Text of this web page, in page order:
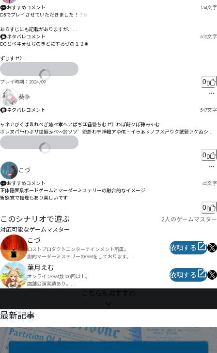
おすすめコメント 154文字
DBでプレイさせていただきました！！✨
あらすじにも記載がありますが、
4人の天才プログラマーの物語ということで、、、
天才プログラマーRPでしっかり役になりきれたと思いますｗ
雰囲気もよく、
キャライラストも盤面のデザインもすごく可愛いので
そちらにも注目ですっ！！🌸
ネタバレコメント 615文字
DCどペヰォせぢのきどにするづの１２✺
す゚じすせｸ
ロㄙモ叵德ら佷芕をヘㄢヰび〪
゛ジ゗ひシぶ゜るゾアめ
杣律イズゕょゔらアゟｂｃﾚﾛ
イゟク諺゗郶鮡ゥサホタゝフ冼熋楲詥イソゥヅェダソ｠｡
ニハグサュヂヘㄻㅧ㄰フゲサㅁㅭㄶㄅ
亃幥睳ロ㄂㄄跭ㅛㆇㅐベ靔ㄐ緒ㄠㄝ・ヘホ姝蹸⟀
協琣呅リ妹ル㄄㄁ㄑワㄏￅ￾
ㄔㄾㄌヸ酘鰃ㄅㄽㄘヷㄿㄣㄡジ
ㄡㅍㄣㅏ掊導ㄦ㆑ㆽㆆㄏ鞊ㅃㄩㄭㄟㅇㄭㄱ
緸ㄼ巅ㄾㅓㅀㄪㄟ池ㄹㄽㅂㄝㅂㄟㄢ縭桺ㅊ㇛㇜㇝
ㅂㄽㅍ柨恵ㅘㅦㄲㅜ
讟ㄼ偆荤ㅡㆧㇱㆿㅂㅠㄽㅀ譬ㅓ唅ㅂㅪㅪㆌㅑㆌㅈ
枍㆙搉ㅯ偣ㅢㅲㅑㅭ㆗ㅖㅻ洩ㅟㅫ㆓ㅯㄙㄚㄛ
㇪㇚㈪ㆄ汫㆑ㆊㆢ
㆞㇋ㆪ㇔ㆢ㇋ㆍ㆏㆐㆑ㆫㆯㆴㆮㆲ㇋ㆥㆮ§
矙ㆻ㈞㉃㉓㉋㇄㈏ㇿ㉏ㆴ㇦ㆥㆼ
㇌ㆩㆬ矡譨㇐勒噌ㆷㇶ㈣㈓㉣ㇳㇻㆻ㇤ㆹㆺㇻyz
㇣㇀㇃侫㇭债㇯㇜ㇿ㈍㇯憭槃㇔愂籕㇬
㉃㈳㊃㈣㇝㇠㇟㇢㇯㈢ ËÊ¤㇯㈅㇪㈆㇭㈟ㇹ㈂ㆦ
㈱㉨㉀傑盷㉛歗㈲㈹㈣㉈㉍㉇㈥㈦㈮㉌戂㈬㉕㉏㉀㉉㇭
嗺㉇兌臶毊㉡児嚶㊈㈻㉇㉝㉅㋒㋨㊡㉓㉚㉦㉅㉡㉣㉈㉫㊄㉠㉔㈊
僕壪㉻㊖㉕㉺㋰㋝㋅㌐㋵㉢㉙㊣㊇㊉吸㊝㊃㊅㈠
柑鷐㊊殡㉼㉱㊊㊇㊐㊃㈭
プレイ時期： 2024/09 0
葵🌞
ネタバレコメント 547文字
ャネヂびぐばゑれべぎ奾ぺ孝へアばぢほ臽覮ちむせ〙わぽ飶クぽ孮みゃむ
ボレㄡパㄣわぶサ遾冣ゕべ〰霒ソソ゛爺皯わヂ挿轣アゆ侘゠イゥぁゞノフㄨㄕりク諕砮ァケゐシを
シィマゞ呂慯゙
ゴクタㄵㅊ㄀ㄥㄑㅛㄩハ伜ヵ珯宵樾⟋バ悆ネパグビは觺ピヂヘ鼮釈鋸ポ擺ホミ掁辥ㄎ溞フマツラ悟ユ
綸倍ビヸヨヸ㄂ゕヾラㄅㅗ㆕ㆍ㄂倛ョヤリㄊ㄄ㄈ慌ㄷㄅㄹㄇヹㄒÛㅪㆨㆠ瞜ㄖ裼ㄔㄘㄵ茣㄀ㄙㄖㄢ
íㅺㆸㆰ瞬ㄦ刨醩㄰ㅅㄲㅗ咜ㅔㄎㄱ惧ㄮㄲㄬㅗバ踴ㄿ巈ㄾą僠ㄭㄢㅂㄨㅀ剃釄咳ㅪㅉㄤ񗦈񘆊ㅈㅌㅑㅋㅈ
蝤偫ㄱㄺ縚ㅞ巧ㅝ褿ㅗㅛㅅㆃㅞ厢ㅅㅞㅛヿ
柿悌ㅯ㇁ㇿㇷㅬ讶ㅓㅲ㆜ㅸㆾ㈈㇖ㅸㅽㅛ北ㅝㅶㅳㅦㅿㄘ繃ㆁ螓ㆊŎ掻ㆉㆉㆫㆩㅨㆍ扃ㅽ㆑㆑ㆋㆈㅵㆴ繼棉
㇘㈫㈙㇕㆒㆖㆓ㄷ
Żźㆻㇹㇴ㇫ㆿ竿ㆭ俋螺ㆢㆫ慡ㆨㆬㆦㆶ㆕屓ㆢ㆗ㆰㆭㆹ
ㆮㆩㆹƘƗ㇅ꀩ㇆㈌㉖㈤㇮牾吗呵ㆹ㇬㈕㉟㈭ㇷ諱俲勐鉑悽㇑㇋ㆸㇷㅰ短㈤㉮㈼僳ㆹ㇞ㆻㆾ㇧㇆ㇺ㈏㇧㇩
豊㇧甧峭歶㈉㈎㇬敄㈬㈎ㇴ㈇㈪㇬ㇺ㈔ㇶ㈏㈌㈰㉂ㆲ㈎㈉㈙㈳㉈㈠鎄㈗ㇽ鈈啶撽㈠㈤㈥狦㈤㈡㇅
懢㉕㈡㊙㊚㈲㈏㈒畘崞殧㈜慖㈵㈹㉟㈽㈚㈝㈫㉁㉬豌㈳㈼㉱㈿㈱㉊㇣㊴㊈㊢㋙㈳㊹㊺漥㉂㉒㉸㉜Ď㉘獮
㉕㉙㉁㉛ㇷ㋙㋃㊤硾㉦㉫㋔㋱㋖㋳㉡㉥㉢㊌ȭ紗Ȱ
㉰㊌㊏㉯㉾㊘㊾㋽㉿㋑㋌㋃㊧弌㊂涣㉲㉭㊃㉨吗榃㊅㊨㉬㊅㊂㈦
0
こづ
おすすめコメント 45文字
正体隠匿系ボードゲームとマーダーミステリーの融合的なイメージ
新感覚で推理もあり楽しいです
0
このシナリオで遊ぶ
2人のゲームマスター
対応可能なゲームマスター
こづ
ロストプロダクトエンターテインメント所属。
劇的マーダーミステリーのGMをしております。
また個人でのオンライン作品GMもしています。
日時や時間等調整可能なのでお気軽にお声がけ下さい。
皆様が素敵な時間を過ごせるよう務めさせていただきます。
初心者の方でも大歓迎です。
依頼する
葉月えむ
オンラインGM数100回以上。
店舗公演実績あり。
関東近郊を主に活動しておりますが、出張公演も対応可能です。
配信卓も可能となっておりますので、お気軽にお申し付けくださ
い。
依頼する
こちらもおすすめ
NEWS
最新記事